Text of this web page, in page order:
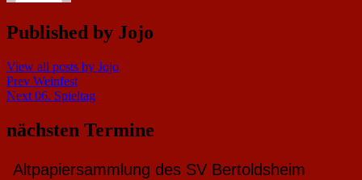
Published by Jojo
View all posts by Jojo
Beitragsnavigation
Prev Weinfest
Next 06. Spieltag
nächsten Termine
Altpapiersammlung des SV Bertoldsheim